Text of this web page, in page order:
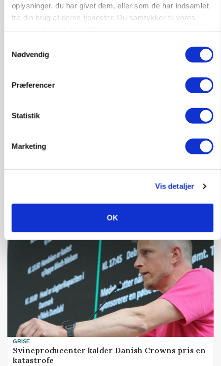
oplysninger, du har givet dem, eller som de har indsamlet
fra din brug af deres tjenester. Du samtykker til vores
Nødvendig
Præferencer
Statistik
Marketing
Vis detaljer
OK
økoproduktion
PLANTER
På døgnvagt i høsten
GRISE
Svineproducenter kalder Danish Crowns pris en
katastrofe